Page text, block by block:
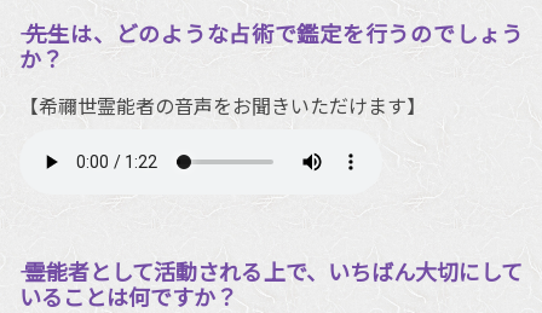
―― 先生は、どのような占術で鑑定を行うのでしょう
か？
【希禰世霊能者の音声をお聞きいただけます】
―― 霊能者として活動される上で、いちばん大切にして
いることは何ですか？